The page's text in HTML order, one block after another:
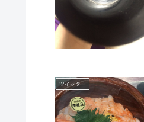
ツイッター